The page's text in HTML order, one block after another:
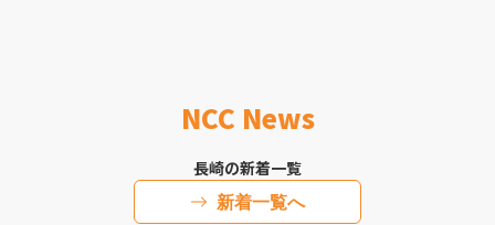
NCC News
長崎の新着一覧
新着一覧へ